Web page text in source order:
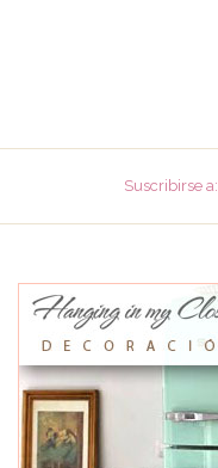
Suscribirse a: